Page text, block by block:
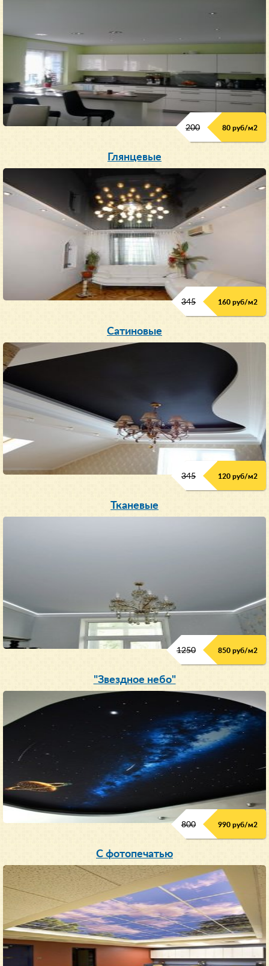
200 80 руб/м2
Глянцевые
345 160 руб/м2
Сатиновые
345 120 руб/м2
Тканевые
1250 850 руб/м2
"Звездное небо"
800 990 руб/м2
С фотопечатью